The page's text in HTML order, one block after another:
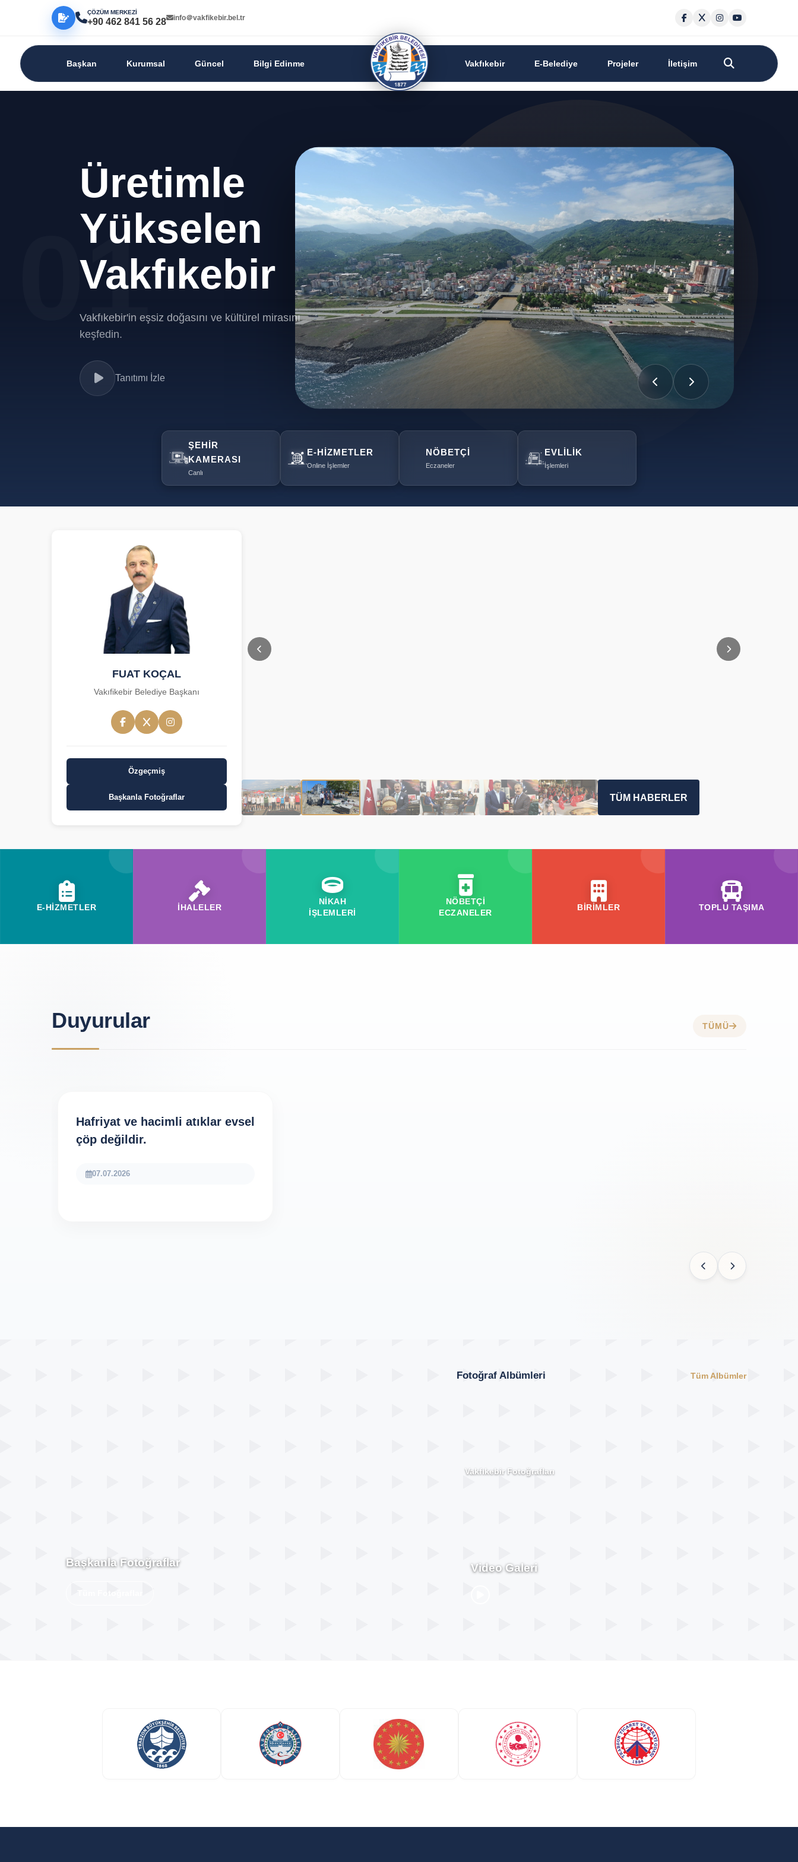
ÇÖZÜM MERKEZİ
+90 462 841 56 28 info＠vakfikebir.bel.tr
Başkan Kurumsal Güncel Bilgi Edinme Vakfıkebir E-Belediye Projeler İletişim
01
Üretimle
Yükselen
Vakfıkebir
Vakfıkebir'in eşsiz doğasını ve kültürel mirasını
Tanıtımı İzle
02
Üretimle
Yükselen
Vakfıkebir
Vakfıkebir'in eşsiz doğasını ve kültürel mirasını
keşfedin.
ŞEHIR
KAMERASI
Canlı
E-HIZMETLER
Online İşlemler
NÖBETÇI
Eczaneler
EVLILIK
İşlemleri
FUAT KOÇAL
Vakıfikebir Belediye Başkanı
Özgeçmiş
Başkanla Fotoğraflar TÜM HABERLER
E-HİZMETLER İHALELER
NİKAH
İŞLEMLERİ
NÖBETÇİ
ECZANELER
BİRİMLER TOPLU TAŞIMA
Duyurular TÜMÜ
Hafriyat ve hacimli atıklar evsel
çöp değildir.
07.07.2026
Başkanla Fotoğraflar
Fotoğraf Albümleri Tüm Albümler
Vakfıkebir Fotoğrafları
Video Galeri